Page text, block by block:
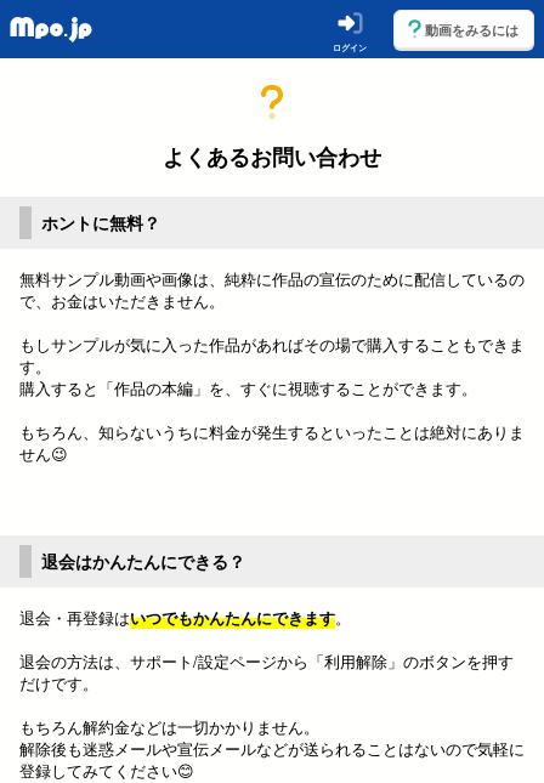
ログイン
動画をみるには
よくあるお問い合わせ
ホントに無料？
無料サンプル動画や画像は、純粋に作品の宣伝のために配信しているの
で、お金はいただきません。
もしサンプルが気に入った作品があればその場で購入することもできま
す。
購入すると「作品の本編」を、すぐに視聴することができます。
もちろん、知らないうちに料金が発生するといったことは絶対にありま
せん😉
退会はかんたんにできる？
退会・再登録はいつでもかんたんにできます。
退会の方法は、サポート/設定ページから「利用解除」のボタンを押す
だけです。
もちろん解約金などは一切かかりません。
解除後も迷惑メールや宣伝メールなどが送られることはないので気軽に
登録してみてください😊